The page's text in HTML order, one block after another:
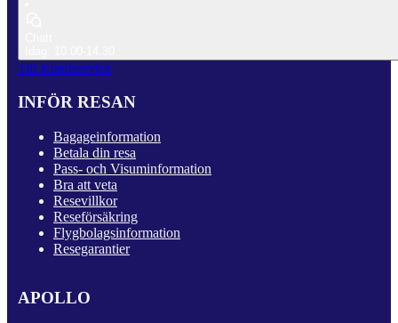
Till Kundservice
INFÖR RESAN
Bagageinformation
Betala din resa
Pass- och Visuminformation
Bra att veta
Resevillkor
Reseförsäkring
Flygbolagsinformation
Resegarantier
APOLLO